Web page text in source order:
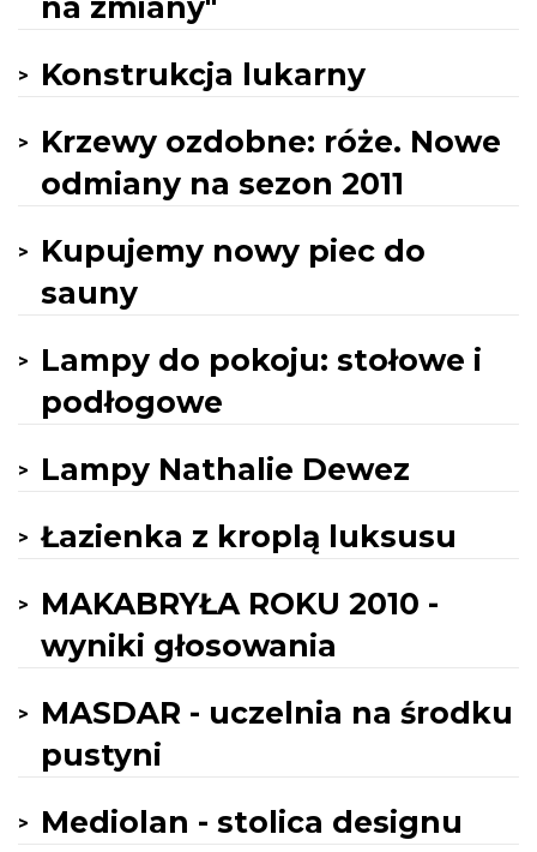
na zmiany"
Konstrukcja lukarny
Krzewy ozdobne: róże. Nowe
odmiany na sezon 2011
Kupujemy nowy piec do
sauny
Lampy do pokoju: stołowe i
podłogowe
Lampy Nathalie Dewez
Łazienka z kroplą luksusu
MAKABRYŁA ROKU 2010 -
wyniki głosowania
MASDAR - uczelnia na środku
pustyni
Mediolan - stolica designu